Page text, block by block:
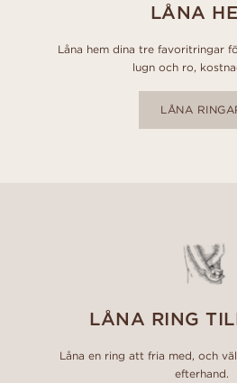
LÅNA
Låna hem dina tre favoritringar
lugn och ro,
LÅNA
LÅNA RING
Låna en ring att fria med, och
efterhand.